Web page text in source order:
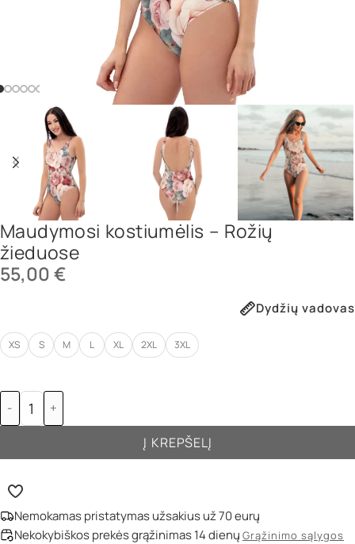
Maudymosi kostiumėlis – Rožių
žieduose
55,00€
Dydžių vadovas
XS S M L XL 2XL 3XL
- +
Į KREPŠELĮ
Nemokamas pristatymas užsakius už 70 eurų
Nekokybiškos prekės grąžinimas 14 dienų Grąžinimo sąlygos